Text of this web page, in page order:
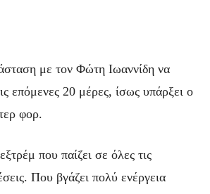
με τον Φώτη Ιωαννίδη να
επόμενες 20 μέρες, ίσως υπάρξει ο
φορ.
που παίζει σε όλες τις
Που βγάζει πολύ ενέργεια